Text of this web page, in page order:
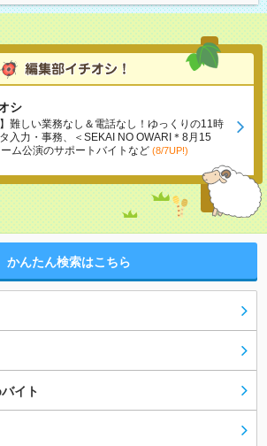
シ
】難しい業務なし＆電話なし！ゆっくりの11時
入力・事務、＜SEKAI NO OWARI＊8月15
ム公演のサポートバイトなど (8/7UP!)
かんたん検索はこちら
イト